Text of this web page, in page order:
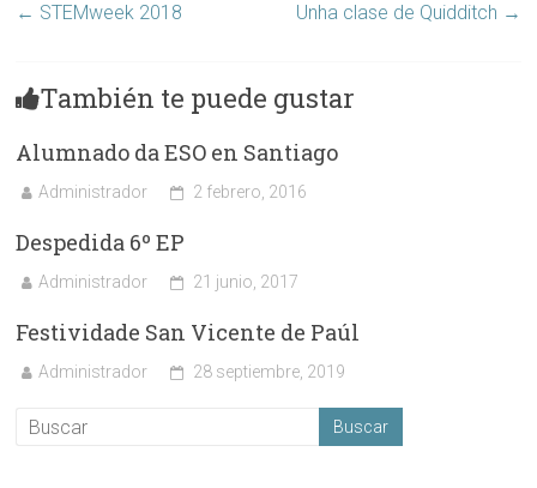
← STEMweek 2018 Unha clase de Quidditch →
También te puede gustar
Alumnado da ESO en Santiago
Administrador 2 febrero, 2016
Despedida 6º EP
Administrador 21 junio, 2017
Festividade San Vicente de Paúl
Administrador 28 septiembre, 2019